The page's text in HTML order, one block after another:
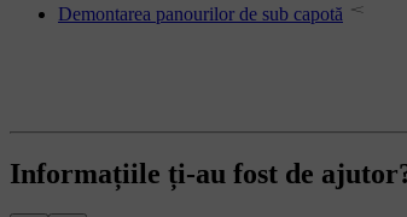
Demontarea panourilor de sub capotă
Informațiile ți-au fost de